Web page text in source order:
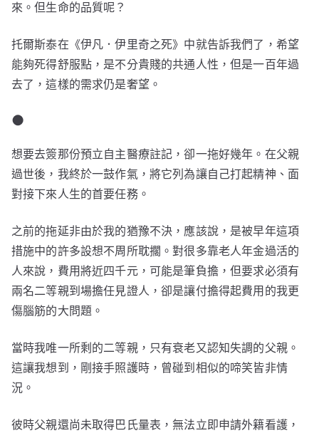
來。但生命的品質呢？
托爾斯泰在《伊凡．伊里奇之死》中就告訴我們了，希望
能夠死得舒服點，是不分貴賤的共通人性，但是一百年過
去了，這樣的需求仍是奢望。
●
想要去簽那份預立自主醫療註記，卻一拖好幾年。在父親
過世後，我終於一鼓作氣，將它列為讓自己打起精神、面
對接下來人生的首要任務。
之前的拖延非由於我的猶豫不決，應該說，是被早年這項
措施中的許多設想不周所耽擱。對很多靠老人年金過活的
人來說，費用將近四千元，可能是筆負擔，但要求必須有
兩名二等親到場擔任見證人，卻是讓付擔得起費用的我更
傷腦筋的大問題。
當時我唯一所剩的二等親，只有衰老又認知失調的父親。
這讓我想到，剛接手照護時，曾碰到相似的啼笑皆非情
況。
彼時父親還尚未取得巴氏量表，無法立即申請外籍看護，